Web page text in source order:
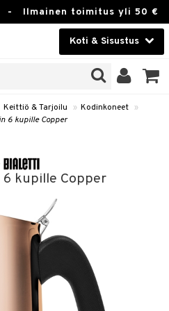
- Ilmainen toimitus yli 50 €
Koti & Sisustus
Keittiö & Tarjoilu » Kodinkoneet »
6 kupille Copper
kupille Copper